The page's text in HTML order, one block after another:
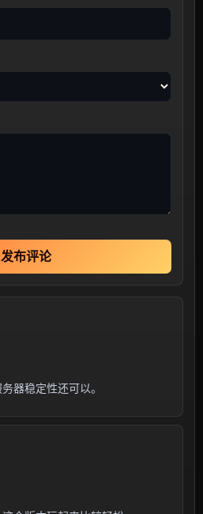
发布评论
器稳定性还可以。